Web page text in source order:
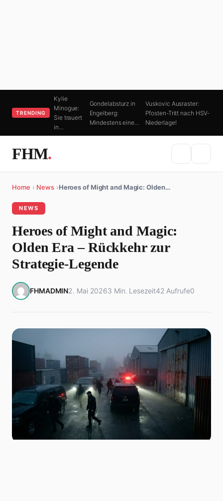
TRENDING
Kylie
Minogue:
Sie trauert
in…
Gondelabsturz in
Engelberg:
Mindestens eine…
Vuskovic Ausraster:
Pfosten-Tritt nach HSV-
Niederlage!
FHM.
Home › News ›Heroes of Might and Magic: Olden…
NEWS
Heroes of Might and Magic:
Olden Era – Rückkehr zur
Strategie-Legende
FHMADMIN2. Mai 20263 Min. Lesezeit42 Aufrufe0